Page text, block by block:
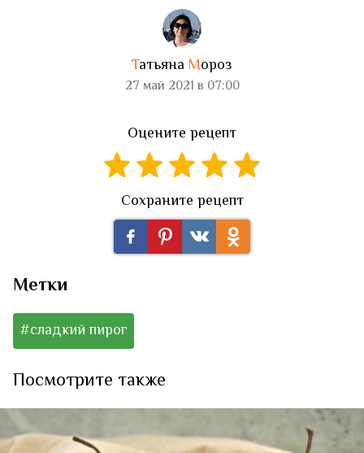
Татьяна Мороз
27 май 2021 в 07:00
Оцените рецепт
Сохраните рецепт
Метки
#сладкий пирог
Посмотрите также